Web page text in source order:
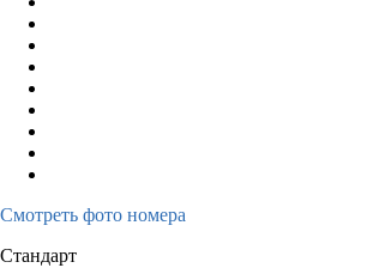
Смотреть фото номера
Стандарт